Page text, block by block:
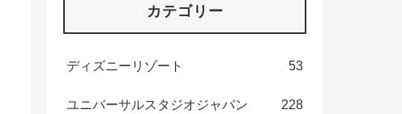
カテゴリー
ディズニーリゾート 53
ユニバーサルスタジオジャパン 228